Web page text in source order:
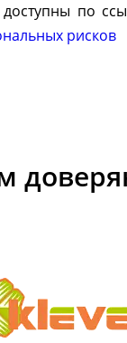
по
рисков